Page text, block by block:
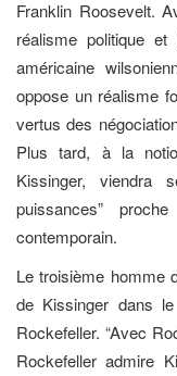
Franklin Roosevelt.
réalisme politique
américaine
oppose un réalisme
vertus des
Plus tard, à la
Kissinger, viendra
puissances”
contemporain.
Le troisième homme
de Kissinger dans
Rockefeller. “Avec
Rockefeller admire